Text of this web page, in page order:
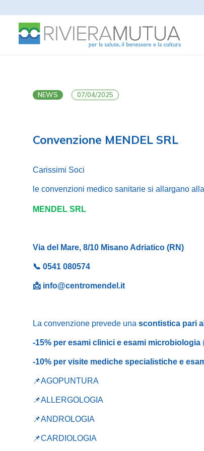
NEWS 07/04/2025
Convenzione MENDEL SRL
Carissimi Soci
le convenzioni medico sanitarie si allargano
MENDEL SRL
Via del Mare, 8/10 Misano Adriatico (RN)
📞 0541 080574
📩 info@centromendel.it
La convenzione prevede una scontistica pari
-15% per esami clinici e esami microbiologia
-10% per visite mediche specialistiche e
📌AGOPUNTURA
📌ALLERGOLOGIA
📌ANDROLOGIA
📌CARDIOLOGIA